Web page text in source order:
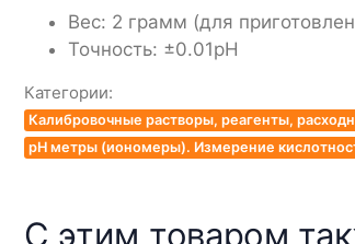
Вес: 2 грамм (для
Точность: ±0.01pH
Категории:
Калибровочные растворы, реагенты,
pH метры (иономеры). Измерение
С этим товаром